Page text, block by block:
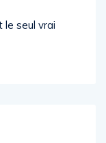
le seul vrai